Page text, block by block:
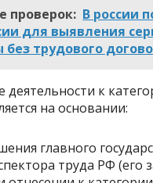
проверок: В россии
для выявления
без трудового
деятельности к
на основании:
главного
труда РФ (его